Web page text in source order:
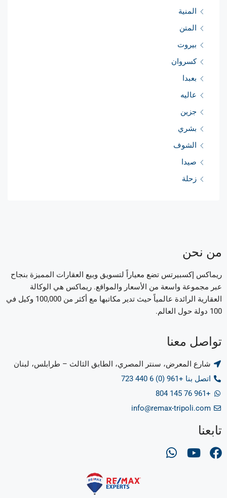
المنية
المتن
بيروت
كسروان
بعبدا
عاليه
جزين
بشري
الشوف
صيدا
زحلة
من نحن
ريماكس إكسبيرتس تضع معياراً لتسويق وبيع العقارات المميزة بنجاح
عبر مجموعة واسعة من الأسعار والمواقع. ريماكس هي الوكالة
العقارية الرائدة عالمياً حيث تدير مكاتبها مع أكثر من 100,000 وكيل في
100 دولة حول العالم.
تواصل معنا
شارع المعرض، سنتر المصري، الطابق الثالث – طرابلس، لبنان
اتصل بنا +961 (0) 6 440 723
+961 76 145 804
info@remax-tripoli.com
تابعنا